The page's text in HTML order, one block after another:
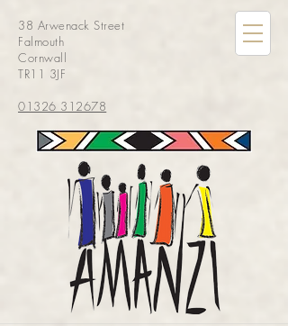
38 Arwenack Street
Falmouth
Cornwall
TR11 3JF
01326 312678